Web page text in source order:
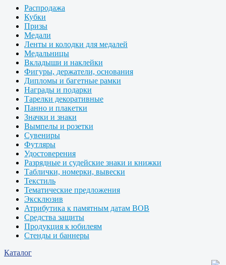
Распродажа
Кубки
Призы
Медали
Ленты и колодки для медалей
Медальницы
Вкладыши и наклейки
Фигуры, держатели, основания
Дипломы и багетные рамки
Награды и подарки
Тарелки декоративные
Панно и плакетки
Значки и знаки
Вымпелы и розетки
Сувениры
Футляры
Удостоверения
Разрядные и судейские знаки и книжки
Таблички, номерки, вывески
Текстиль
Тематические предложения
Эксклюзив
Атрибутика к памятным датам ВОВ
Средства защиты
Продукция к юбилеям
Стенды и баннеры
Каталог